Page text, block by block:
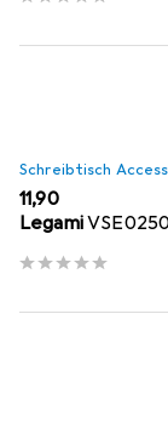
Schreibtisch
EUR
11,90
Legami